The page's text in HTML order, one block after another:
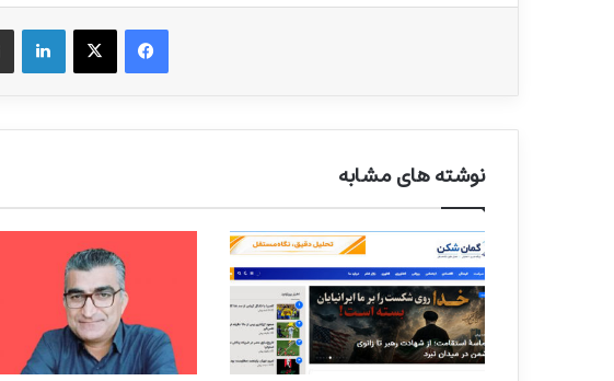
فیسبوک X لینکداین
نوشته های مشابه